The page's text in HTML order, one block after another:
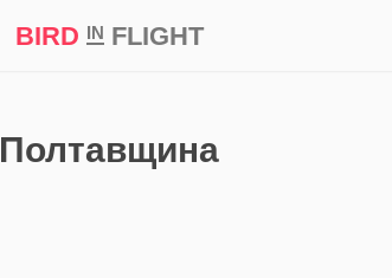
BIRD INFLIGHT
Полтавщина